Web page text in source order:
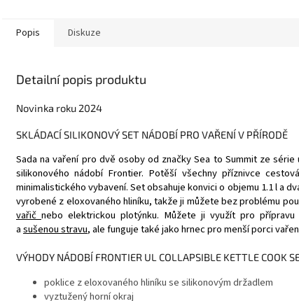
Popis Diskuze
Detailní popis produktu
Novinka roku 2024
SKLÁDACÍ SILIKONOVÝ SET NÁDOBÍ PRO VAŘENÍ V PŘÍRODĚ
Sada na vaření pro dvě osoby od značky Sea to Summit ze série
silikonového nádobí Frontier. Potěší všechny příznivce
minimalistického vybavení. Set obsahuje konvici o objemu 1.1 l a
vyrobené z eloxovaného hliníku, takže ji můžete bez problému
vařič nebo elektrickou plotýnku. Můžete ji využít pro
asušenou stravu, ale funguje také jako hrnec pro menší porci
VÝHODY NÁDOBÍ FRONTIER UL COLLAPSIBLE KETTLE COOK
poklice z eloxovaného hliníku se silikonovým držadlem
vyztužený horní okraj